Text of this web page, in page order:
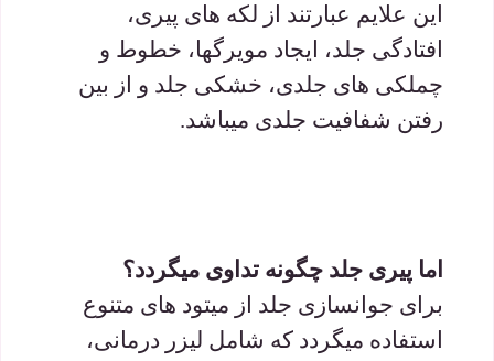
این علایم عبارتند از لکه های پیری،
افتادگی جلد، ایجاد مویرگها، خطوط و
چملکی های جلدی، خشکی جلد و از بین
رفتن شفافیت جلدی میباشد.
اما پیری جلد چگونه تداوی میگردد؟
برای جوانسازی جلد از میتود های متنوع
استفاده میگردد که شامل لیزر درمانی،